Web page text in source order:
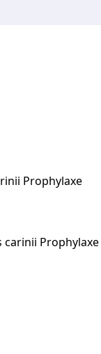
Prophylaxe
carinii Prophylaxe